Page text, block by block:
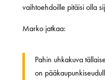
vaihtoehdoille pitäisi olla
Marko jatkaa:
Pahin uhkakuva
on